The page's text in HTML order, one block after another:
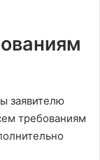
заявителю
требованиям